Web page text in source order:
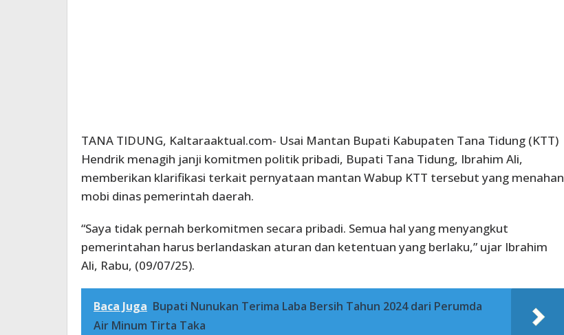
TANA TIDUNG, Kaltaraaktual.com- Usai Mantan Bupati Kabupaten Tana Tidung (KTT)
Hendrik menagih janji komitmen politik pribadi, Bupati Tana Tidung, Ibrahim Ali,
memberikan klarifikasi terkait pernyataan mantan Wabup KTT tersebut yang menahan
mobi dinas pemerintah daerah.
“Saya tidak pernah berkomitmen secara pribadi. Semua hal yang menyangkut
pemerintahan harus berlandaskan aturan dan ketentuan yang berlaku,” ujar Ibrahim
Ali, Rabu, (09/07/25).
Baca Juga Bupati Nunukan Terima Laba Bersih Tahun 2024 dari Perumda
Air Minum Tirta Taka